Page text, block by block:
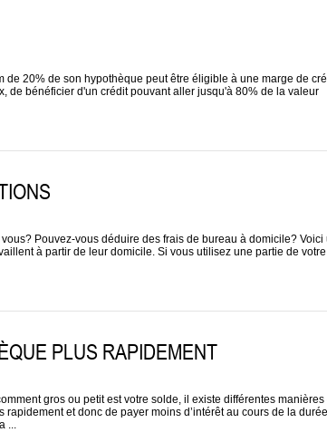
20% de son hypothèque peut être éligible à une marge de
de bénéficier d'un crédit pouvant aller jusqu'à 80% de la valeur
Pouvez-vous déduire des frais de bureau à domicile? Voici
à partir de leur domicile. Si vous utilisez une partie de votre
PLUS RAPIDEMENT
gros ou petit est votre solde, il existe différentes manières
et donc de payer moins d’intérêt au cours de la
...